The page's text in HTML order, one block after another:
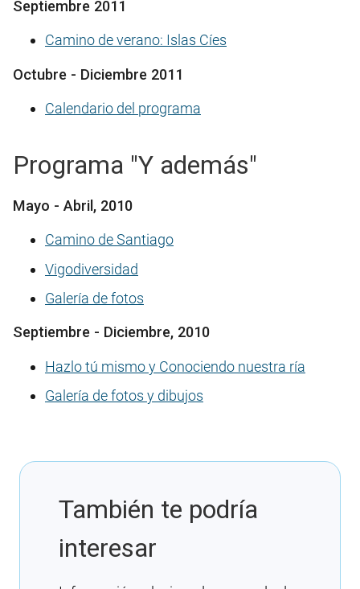
Septiembre 2011
Camino de verano: Islas Cíes
Octubre - Diciembre 2011
Calendario del programa
Programa "Y además"
Mayo - Abril, 2010
Camino de Santiago
Vigodiversidad
Galería de fotos
Septiembre - Diciembre, 2010
Hazlo tú mismo y Conociendo nuestra ría
Galería de fotos y dibujos
También te podría
interesar